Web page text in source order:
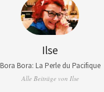
Ilse
Bora Bora: La Perle du Pacifique
Alle Beiträge von Ilse